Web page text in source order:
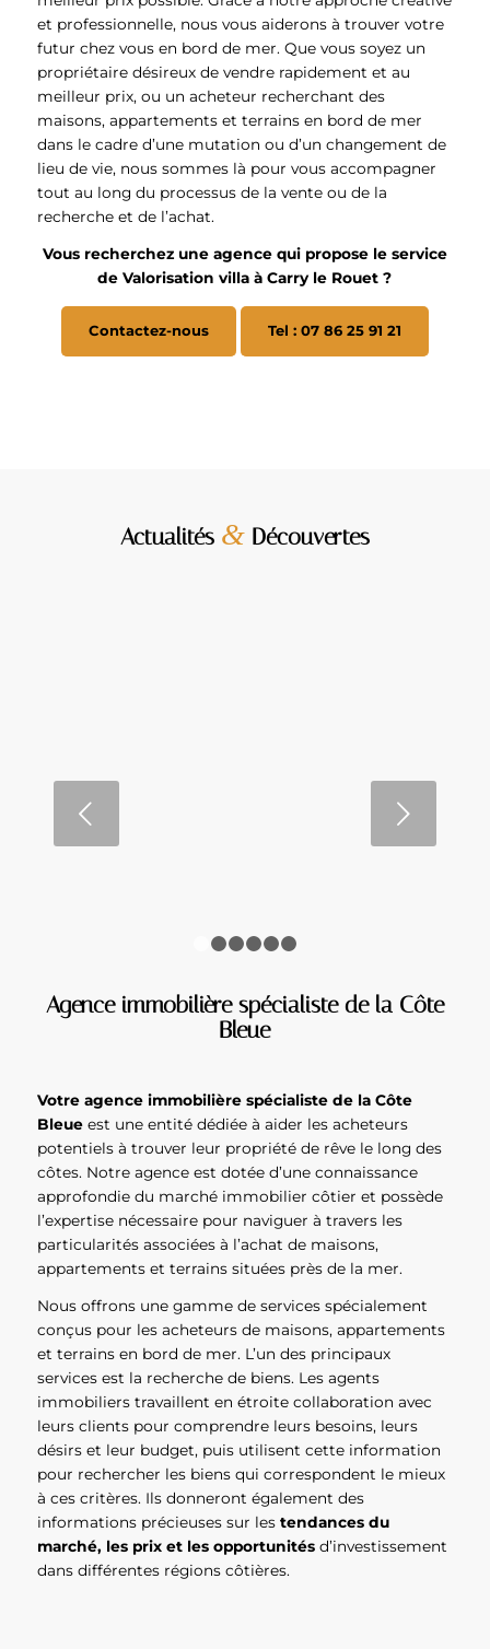
et professionnelle, nous vous aiderons à trouver votre
futur chez vous en bord de mer. Que vous soyez un
propriétaire désireux de vendre rapidement et au
meilleur prix, ou un acheteur recherchant des
maisons, appartements et terrains en bord de mer
dans le cadre d’une mutation ou d’un changement de
lieu de vie, nous sommes là pour vous accompagner
tout au long du processus de la vente ou de la
recherche et de l’achat.
Vous recherchez une agence qui propose le service
de Valorisation villa à Carry le Rouet ?
Contactez-nous Tel : 07 86 25 91 21
Actualités &Découvertes
Agence immobilière spécialiste de la Côte
Bleue
Votre agence immobilière spécialiste de la Côte
Bleueest une entité dédiée à aider les acheteurs
potentiels à trouver leur propriété de rêve le long des
côtes. Notre agence est dotée d’une connaissance
approfondie du marché immobilier côtier et possède
l’expertise nécessaire pour naviguer à travers les
particularités associées à l’achat de maisons,
appartements et terrains situées près de la mer.
Nous offrons une gamme de services spécialement
conçus pour les acheteurs de maisons, appartements
et terrains en bord de mer. L’un des principaux
services est la recherche de biens. Les agents
immobiliers travaillent en étroite collaboration avec
leurs clients pour comprendre leurs besoins, leurs
désirs et leur budget, puis utilisent cette information
pour rechercher les biens qui correspondent le mieux
à ces critères. Ils donneront également des
informations précieuses sur les tendances du
marché, les prix et les opportunitésd’investissement
dans différentes régions côtières.